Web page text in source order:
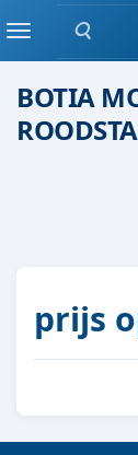
Zoeken
MenuGroepen vis
BOTIA
prijs